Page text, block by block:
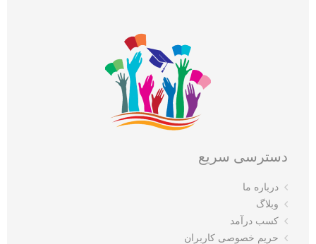
دسترسی سریع
درباره ما
وبلاگ
کسب درآمد
حریم خصوصی کاربران